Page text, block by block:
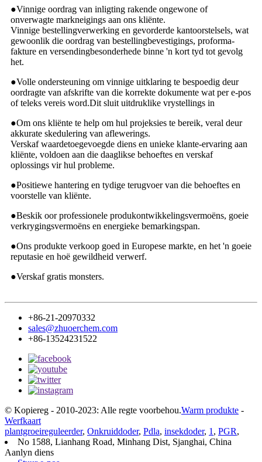
●Vinnige oordrag van inligting rakende ongewone of
onverwagte markneigings aan ons kliënte.
Vinnige bestellingverwerking en gevorderde kantoorstelsels, wat
gewoonlik die oordrag van bestellingbevestigings, proforma-
fakture en versendingbesonderhede binne 'n kort tyd tot gevolg
het.
●Volle ondersteuning om vinnige uitklaring te bespoedig deur
oordragte van afskrifte van die korrekte dokumente wat per e-pos
of teleks vereis word.Dit sluit uitdruklike vrystellings in
●Om ons kliënte te help om hul projeksies te bereik, veral deur
akkurate skedulering van aflewerings.
Verskaf waardetoegevoegde diens en unieke klante-ervaring aan
kliënte, voldoen aan die daaglikse behoeftes en verskaf
oplossings vir hul probleme.
●Positiewe hantering en tydige terugvoer van die behoeftes en
voorstelle van kliënte.
●Beskik oor professionele produkontwikkelingsvermoëns, goeie
verkrygingsvermoëns en energieke bemarkingspan.
●Ons produkte verkoop goed in Europese markte, en het 'n goeie
reputasie en hoë gewildheid verwerf.
●Verskaf gratis monsters.
+86-21-20970332
sales@zhuoerchem.com
+86-13524231522
© Kopiereg - 2010-2023: Alle regte voorbehou.Warm produkte -
Werfkaart
plantgroeireguleerder, Onkruiddoder, Pdla, insekdoder, 1 , PGR,
No 1588, Lianhang Road, Minhang Dist, Sjanghai, China
Aanlyn diens